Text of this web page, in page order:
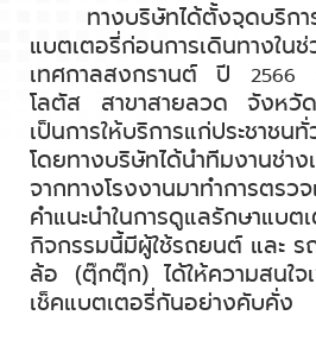
ทางบริษัทได้ตั้งจุดบริก
แบตเตอรี่ก่อนการเดินทางใน
เทศกาลสงกรานต์ ปี
2566
โลตัส สาขาสายลวด จังหวั
เป็นการให้บริการแก่ประชาชนทั่
โดยทางบริษัทได้นำทีมงานช่า
จากทางโรงงานมาทำการตรว
คำแนะนำในการดูแลรักษาแบ
กิจกรรมนี้มีผู้ใช้รถยนต์ และ
ล้อ (ตุ๊กตุ๊ก) ได้ให้ความสนใ
เช็คแบตเตอรี่กันอย่างคับคั่ง